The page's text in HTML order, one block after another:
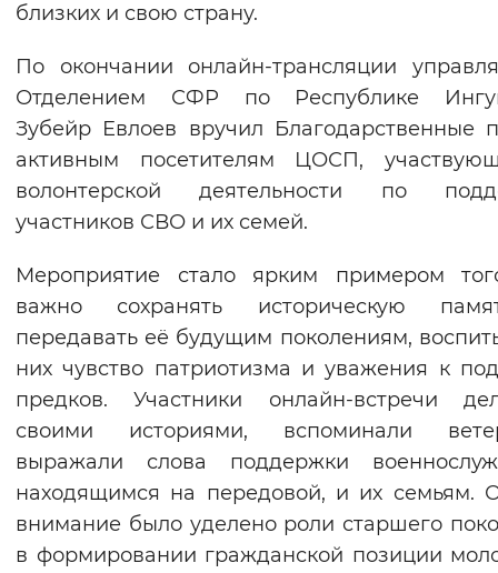
близких и свою страну.
По окончании онлайн-трансляции
Отделением СФР по Республике
Зубейр Евлоев вручил Благодарственные
активным посетителям ЦОСП,
волонтерской деятельности по
участников СВО и их семей.
Мероприятие стало ярким примером
важно сохранять историческую
передавать её будущим поколениям,
них чувство патриотизма и уважения к
предков. Участники онлайн-встречи
своими историями, вспоминали
выражали слова поддержки
находящимся на передовой, и их семьям.
внимание было уделено роли старшего
в формировании гражданской позиции